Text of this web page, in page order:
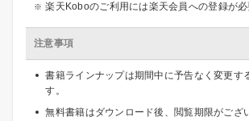
楽天Koboのご利用には楽天会員への登録が必
注意事項
書籍ラインナップは期間中に予告なく変更す
す。
無料書籍はダウンロード後、閲覧期限がござ